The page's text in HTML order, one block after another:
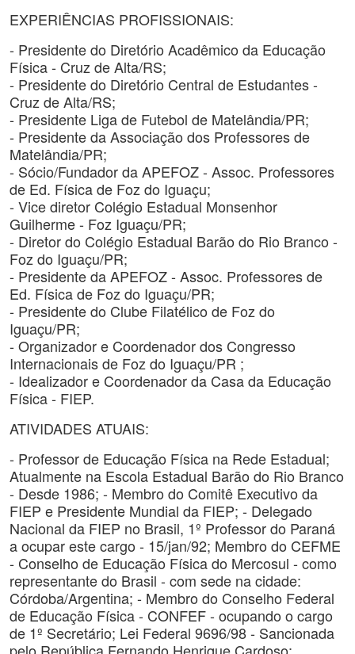
EXPERIÊNCIAS PROFISSIONAIS:
- Presidente do Diretório Acadêmico da Educação
Física - Cruz de Alta/RS;
- Presidente do Diretório Central de Estudantes -
Cruz de Alta/RS;
- Presidente Liga de Futebol de Matelândia/PR;
- Presidente da Associação dos Professores de
Matelândia/PR;
- Sócio/Fundador da APEFOZ - Assoc. Professores
de Ed. Física de Foz do Iguaçu;
- Vice diretor Colégio Estadual Monsenhor
Guilherme - Foz Iguaçu/PR;
- Diretor do Colégio Estadual Barão do Rio Branco -
Foz do Iguaçu/PR;
- Presidente da APEFOZ - Assoc. Professores de
Ed. Física de Foz do Iguaçu/PR;
- Presidente do Clube Filatélico de Foz do
Iguaçu/PR;
- Organizador e Coordenador dos Congresso
Internacionais de Foz do Iguaçu/PR ;
- Idealizador e Coordenador da Casa da Educação
Física - FIEP.
ATIVIDADES ATUAIS:
- Professor de Educação Física na Rede Estadual;
Atualmente na Escola Estadual Barão do Rio Branco
- Desde 1986; - Membro do Comitê Executivo da
FIEP e Presidente Mundial da FIEP; - Delegado
Nacional da FIEP no Brasil, 1º Professor do Paraná
a ocupar este cargo - 15/jan/92; Membro do CEFME
- Conselho de Educação Física do Mercosul - como
representante do Brasil - com sede na cidade:
Córdoba/Argentina; - Membro do Conselho Federal
de Educação Física - CONFEF - ocupando o cargo
de 1º Secretário; Lei Federal 9696/98 - Sancionada